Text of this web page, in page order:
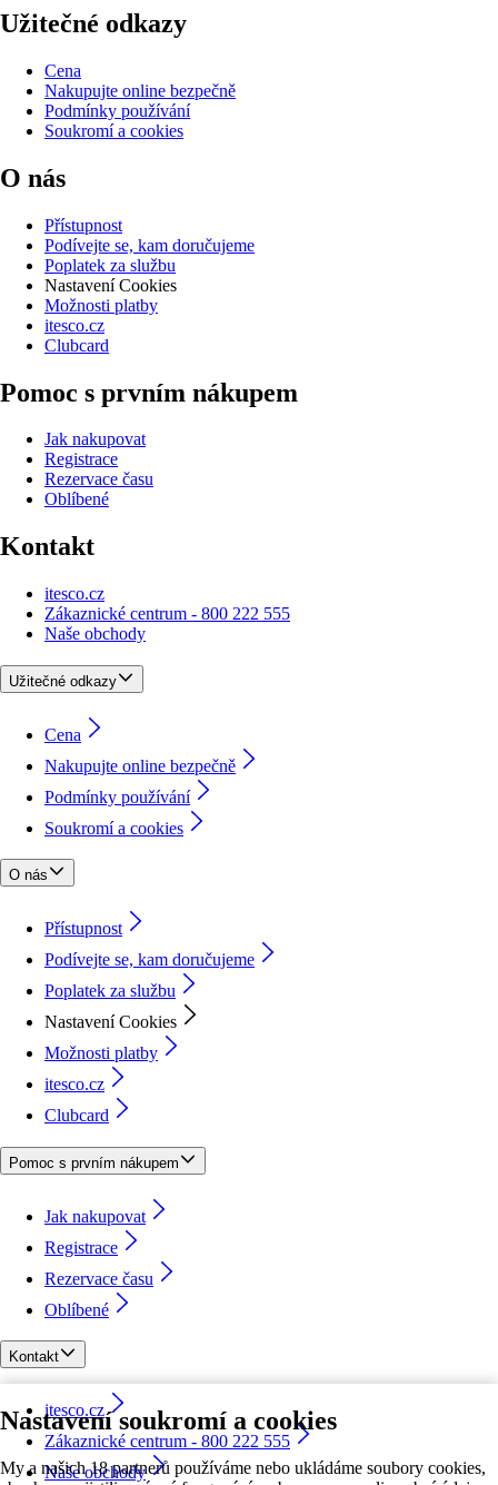
Nastavení soukromí a cookies
My a našich 18 partnerů používáme nebo ukládáme soubory cookies,
Užitečné odkazy
Cena
Nakupujte online bezpečně
Podmínky používání
Soukromí a cookies
O nás
Přístupnost
Podívejte se, kam doručujeme
Poplatek za službu
Nastavení Cookies
Možnosti platby
itesco.cz
Clubcard
Pomoc s prvním nákupem
Jak nakupovat
Registrace
Rezervace času
Oblíbené
Kontakt
itesco.cz
Zákaznické centrum - 800 222 555
Naše obchody
Užitečné odkazy
Cena
Nakupujte online bezpečně
Podmínky používání
Soukromí a cookies
O nás
Přístupnost
Podívejte se, kam doručujeme
Poplatek za službu
Nastavení Cookies
Možnosti platby
itesco.cz
Clubcard
Pomoc s prvním nákupem
Jak nakupovat
Registrace
Rezervace času
Oblíbené
Kontakt
itesco.cz
Zákaznické centrum - 800 222 555
Naše obchody